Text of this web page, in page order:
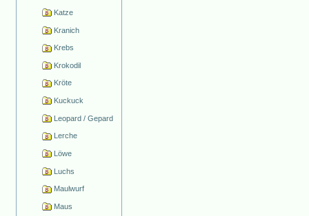
Katze
Kranich
Krebs
Krokodil
Kröte
Kuckuck
Leopard / Gepard
Lerche
Löwe
Luchs
Maulwurf
Maus